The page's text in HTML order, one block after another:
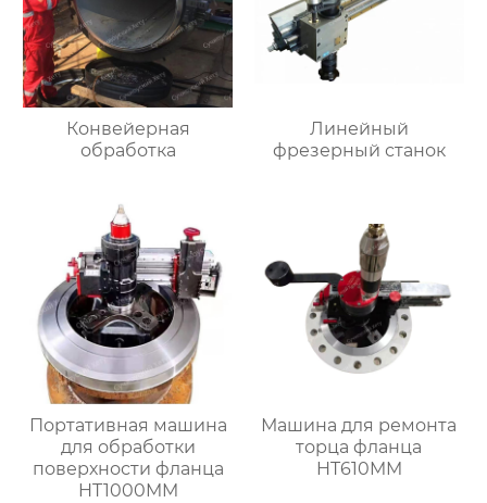
Конвейерная
обработка
Линейный
фрезерный станок
Портативная машина
для обработки
поверхности фланца
HT1000MM
Машина для ремонта
торца фланца
HT610MM